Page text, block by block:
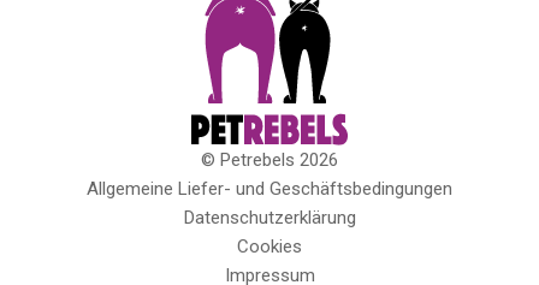
© Petrebels 2026
Copyright
Allgemeine Liefer- und Geschäftsbedingungen
Datenschutzerklärung
Cookies
Impressum